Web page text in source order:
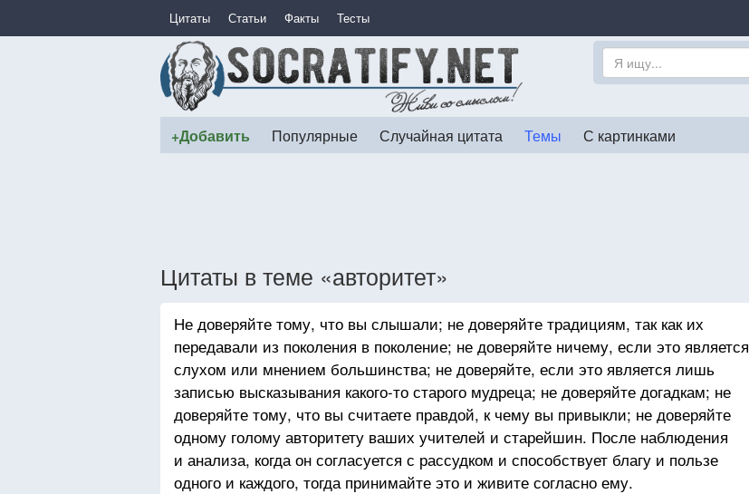
Цитаты Статьи Факты Тесты
+Добавить Популярные Случайная цитата Темы С картинками
Цитаты в теме «авторитет»
Не доверяйте тому, что вы слышали; не доверяйте традициям, так как их
передавали из поколения в поколение; не доверяйте ничему, если это является
слухом или мнением большинства; не доверяйте, если это является лишь
записью высказывания какого-то старого мудреца; не доверяйте догадкам; не
доверяйте тому, что вы считаете правдой, к чему вы привыкли; не доверяйте
одному голому авторитету ваших учителей и старейшин. После наблюдения
и анализа, когда он согласуется с рассудком и способствует благу и пользе
одного и каждого, тогда принимайте это и живите согласно ему.